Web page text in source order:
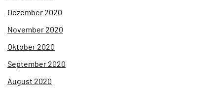
Dezember 2020
November 2020
Oktober 2020
September 2020
August 2020